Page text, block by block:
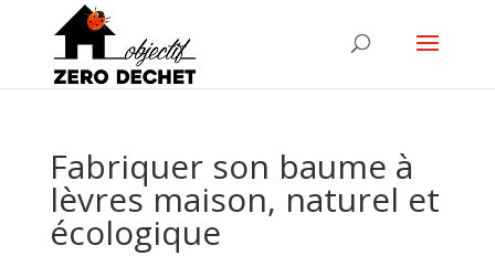
Fabriquer son baume à
lèvres maison, naturel et
écologique